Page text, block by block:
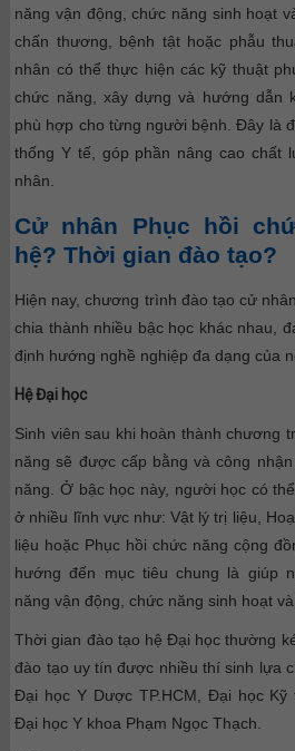
năng vận động, chức năng sinh hoạt
chấn thương, bệnh tật hoặc phẫu
nhân có thể thực hiện các kỹ thuật
chức năng, xây dựng và hướng dẫn
phù hợp cho từng người bệnh. Đây là
thống Y tế, góp phần nâng cao chất
nhân.
Cử nhân Phục hồi
hệ? Thời gian đào tạo?
Hiện nay, chương trình đào tạo cử
chia thành nhiều bậc học khác nhau,
định hướng nghề nghiệp đa dạng của
Hệ Đại học
Sinh viên sau khi hoàn thành chương
năng sẽ được cấp bằng và công
năng. Ở bậc học này, người học có
ở nhiều lĩnh vực như: Vật lý trị liệu,
liệu hoặc Phục hồi chức năng cộng
hướng đến mục tiêu chung là giúp
năng vận động, chức năng sinh hoạt
Thời gian đào tạo hệ Đại học thường
đào tạo uy tín được nhiều thí sinh lựa
Đại học Y Dược TP.HCM, Đại học
Đại học Y khoa Phạm Ngọc Thạch.